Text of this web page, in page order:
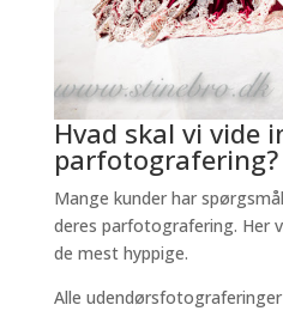
Hvad skal vi vide
parfotografering?
Mange kunder har
deres parfotografering. Her
de mest hyppige.
Alle